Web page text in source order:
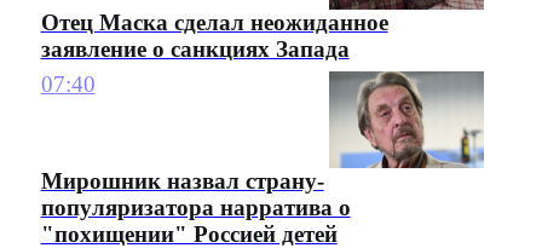
Отец Маска сделал неожиданное
заявление о санкциях Запада
07:40
Мирошник назвал страну-
популяризатора нарратива о
"похищении" Россией детей